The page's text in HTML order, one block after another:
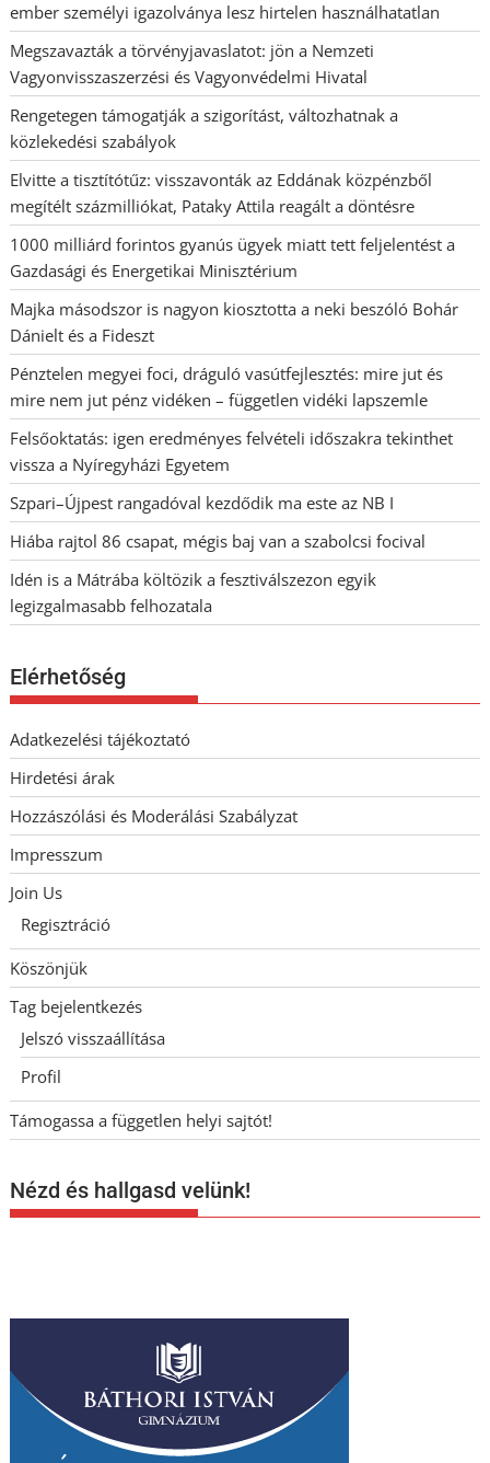
ember személyi igazolványa lesz hirtelen használhatatlan
Megszavazták a törvényjavaslatot: jön a Nemzeti
Vagyonvisszaszerzési és Vagyonvédelmi Hivatal
Rengetegen támogatják a szigorítást, változhatnak a
közlekedési szabályok
Elvitte a tisztítótűz: visszavonták az Eddának közpénzből
megítélt százmilliókat, Pataky Attila reagált a döntésre
1000 milliárd forintos gyanús ügyek miatt tett feljelentést a
Gazdasági és Energetikai Minisztérium
Majka másodszor is nagyon kiosztotta a neki beszóló Bohár
Dánielt és a Fideszt
Pénztelen megyei foci, dráguló vasútfejlesztés: mire jut és
mire nem jut pénz vidéken – független vidéki lapszemle
Felsőoktatás: igen eredményes felvételi időszakra tekinthet
vissza a Nyíregyházi Egyetem
Szpari–Újpest rangadóval kezdődik ma este az NB I
Hiába rajtol 86 csapat, mégis baj van a szabolcsi focival
Idén is a Mátrába költözik a fesztiválszezon egyik
legizgalmasabb felhozatala
Elérhetőség
Adatkezelési tájékoztató
Hirdetési árak
Hozzászólási és Moderálási Szabályzat
Impresszum
Join Us
Regisztráció
Köszönjük
Tag bejelentkezés
Jelszó visszaállítása
Profil
Támogassa a független helyi sajtót!
Nézd és hallgasd velünk!